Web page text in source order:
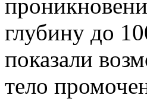
глубину до
показали
тело